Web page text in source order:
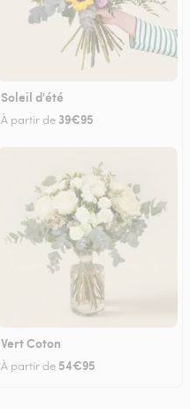
Soleil d'été
À partir de 39€95
Vert Coton
À partir de 54€95